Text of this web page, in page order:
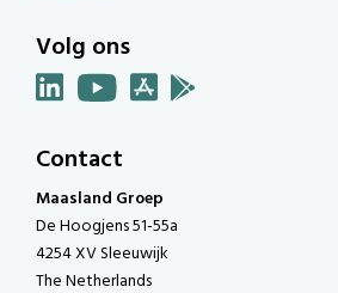
Volg ons
Contact
Maasland Groep
De Hoogjens 51-55a
4254 XV Sleeuwijk
The Netherlands